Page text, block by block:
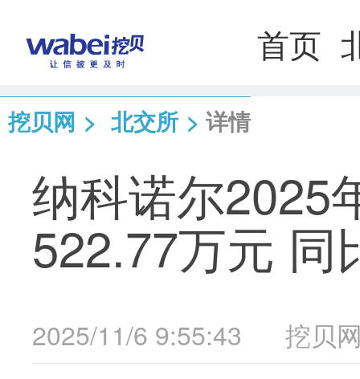
首页
挖贝网 > 北交所 > 详情
纳科诺尔2025
522.77万元 同
2025/11/6 9:55:43 挖贝